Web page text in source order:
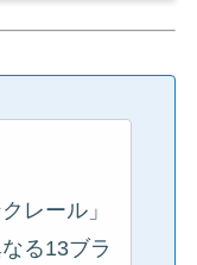
レール」
る13ブラ